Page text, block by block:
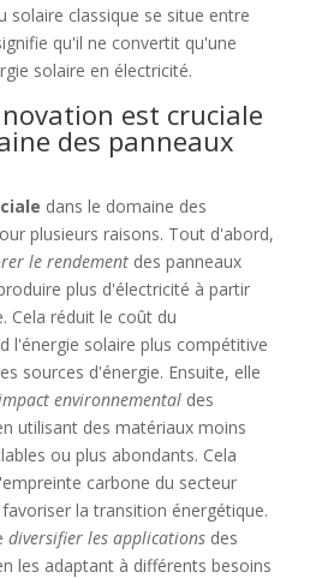
solaire classique se situe entre
qu'il ne convertit qu'une
solaire en électricité.
est cruciale
des panneaux
dans le domaine des
plusieurs raisons. Tout d'abord,
le rendementdes panneaux
plus d'électricité à partir
Cela réduit le coût du
l'énergie solaire plus compétitive
sources d'énergie. Ensuite, elle
environnementaldes
utilisant des matériaux moins
ou plus abondants. Cela
carbone du secteur
la transition énergétique.
diversifier les applicationsdes
les adaptant à différents besoins